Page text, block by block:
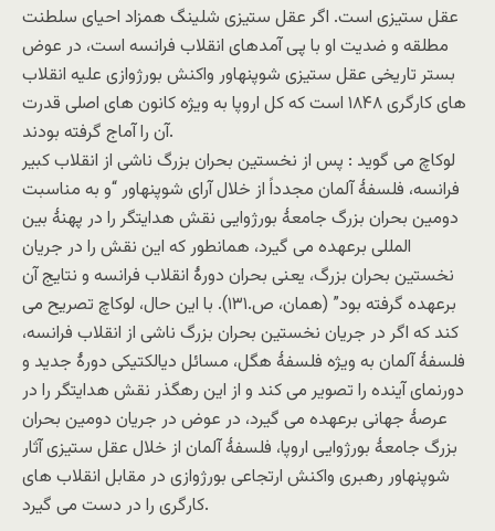
عقل ستیزی است. اگر عقل ستیزی شلینگ همزاد احیای سلطنت
مطلقه و ضدیت او با پی آمدهای انقلاب فرانسه است، در عوض
بستر تاریخی عقل ستیزی شوپنهاور واکنش بورژوازی علیه انقلاب
های کارگری ۱۸۴۸ است که کل اروپا به ویژه کانون های اصلی قدرت
آن را آماج گرفته بودند.
لوکاچ می گوید : پس از نخستین بحران بزرگ ناشی از انقلاب کبیر
فرانسه، فلسفۀ آلمان مجدداً از خلال آرای شوپنهاور “و به مناسبت
دومین بحران بزرگ جامعۀ بورژوایی نقش هدایتگر را در پهنۀ بین
المللی برعهده می گیرد، همانطور که این نقش را در جریان
نخستین بحران بزرگ، یعنی بحران دورۀ انقلاب فرانسه و نتایج آن
برعهده گرفته بود” (همان، ص.۱۳۱). با این حال، لوکاچ تصریح می
کند که اگر در جریان نخستین بحران بزرگ ناشی از انقلاب فرانسه،
فلسفۀ آلمان به ویژه فلسفۀ هگل، مسائل دیالکتیکی دورۀ جدید و
دورنمای آینده را تصویر می کند و از این رهگذر نقش هدایتگر را در
عرصۀ جهانی برعهده می گیرد، در عوض در جریان دومین بحران
بزرگ جامعۀ بورژوایی اروپا، فلسفۀ آلمان از خلال عقل ستیزی آثار
شوپنهاور رهبری واکنش ارتجاعی بورژوازی در مقابل انقلاب های
کارگری را در دست می گیرد.